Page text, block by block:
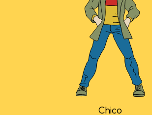
Chico